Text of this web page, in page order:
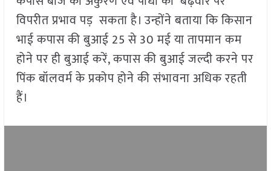
विपरीत प्रभाव पड़ सकता है। उन्होंने बताया कि किसान
भाई कपास की बुआई 25 से 30 मई या तापमान कम
होने पर ही बुआई करें, कपास की बुआई जल्दी करने पर
पिंक बॉलवर्म के प्रकोप होने की संभावना अधिक रहती
हैं।